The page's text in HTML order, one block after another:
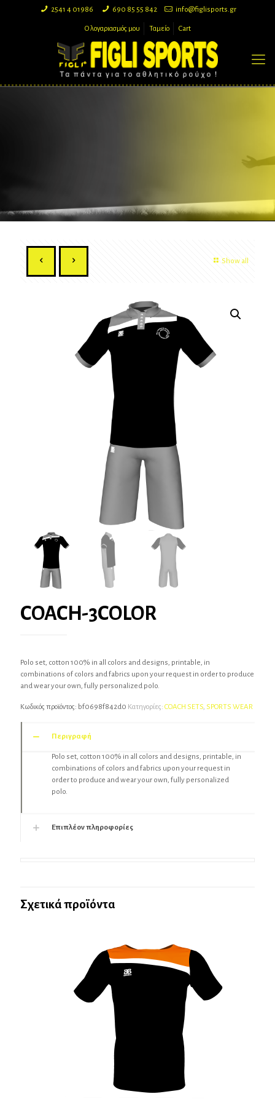
2541 4 01986 690 85 55 842 info@figlisports.gr
Ο λογαριασμός μου Ταμείο Cart
Show all
COACH-3COLOR
Polo set, cotton 100% in all colors and designs, printable, in
combinations of colors and fabrics upon your request in order to produce
and wear your own, fully personalized polo.
Κωδικός προϊόντος: bf0698f842d0 Κατηγορίες: COACH SETS, SPORTS WEAR
Περιγραφή
Polo set, cotton 100% in all colors and designs, printable, in
combinations of colors and fabrics upon your request in
order to produce and wear your own, fully personalized
polo.
Επιπλέον πληροφορίες
Σχετικά προϊόντα